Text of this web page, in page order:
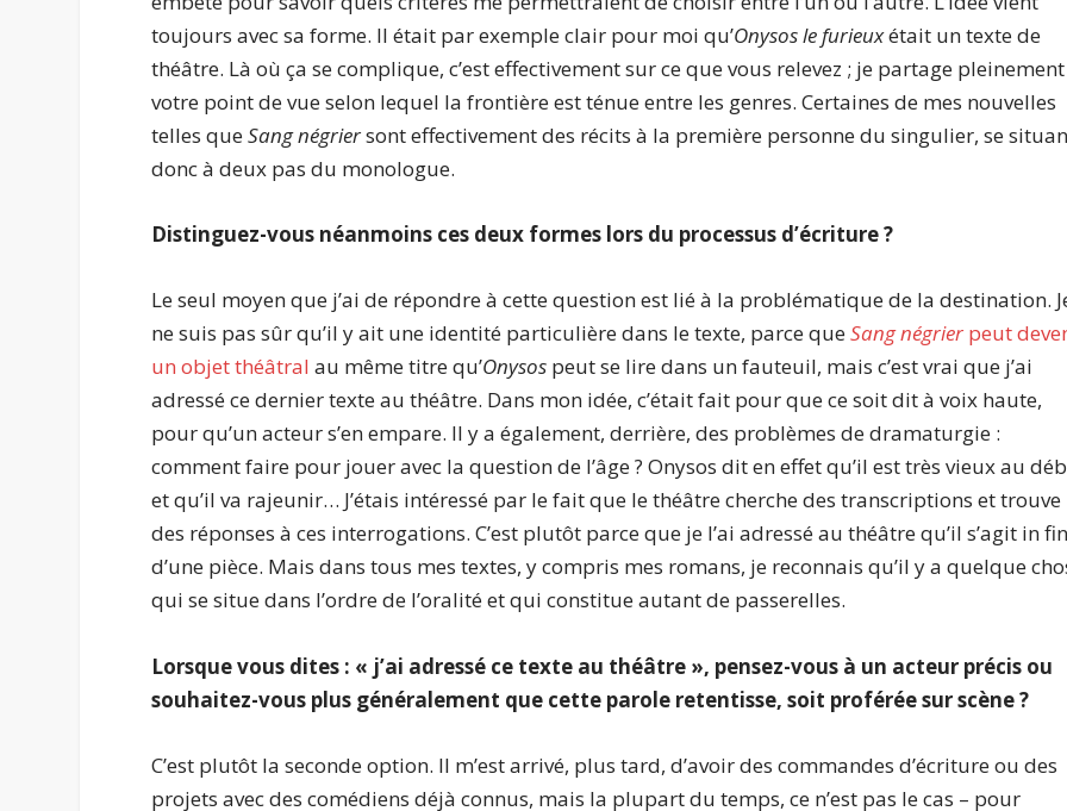
toujours avec sa forme. Il était par exemple clair pour moi qu’Onysos le furieuxétait un texte de
théâtre. Là où ça se complique, c’est effectivement sur ce que vous relevez ; je partage pleinement
votre point de vue selon lequel la frontière est ténue entre les genres. Certaines de mes nouvelles
telles queSang négriersont effectivement des récits à la première personne du singulier, se
donc à deux pas du monologue.
Distinguez-vous néanmoins ces deux formes lors du processus d’écriture ?
Le seul moyen que j’ai de répondre à cette question est lié à la problématique de la destination.
ne suis pas sûr qu’il y ait une identité particulière dans le texte, parce queSang négrier peut
un objet théâtral au même titre qu’Onysos peut se lire dans un fauteuil, mais c’est vrai que j’ai
adressé ce dernier texte au théâtre. Dans mon idée, c’était fait pour que ce soit dit à voix haute,
pour qu’un acteur s’en empare. Il y a également, derrière, des problèmes de dramaturgie :
comment faire pour jouer avec la question de l’âge ? Onysos dit en effet qu’il est très vieux au
et qu’il va rajeunir… J’étais intéressé par le fait que le théâtre cherche des transcriptions et trouve
des réponses à ces interrogations. C’est plutôt parce que je l’ai adressé au théâtre qu’il s’agit in
d’une pièce. Mais dans tous mes textes, y compris mes romans, je reconnais qu’il y a quelque
qui se situe dans l’ordre de l’oralité et qui constitue autant de passerelles.
Lorsque vous dites : « j’ai adressé ce texte au théâtre », pensez-vous à un acteur précis ou
souhaitez-vous plus généralement que cette parole retentisse, soit proférée sur scène ?
C’est plutôt la seconde option. Il m’est arrivé, plus tard, d’avoir des commandes d’écriture ou des
projets avec des comédiens déjà connus, mais la plupart du temps, ce n’est pas le cas – pour